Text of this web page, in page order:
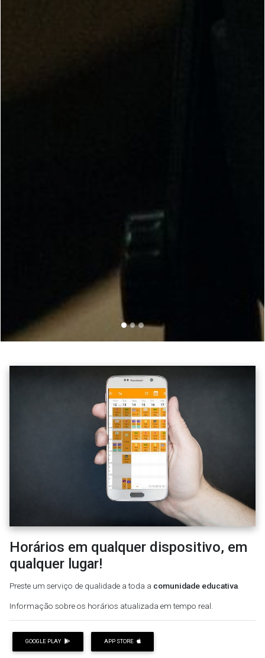
Horários em qualquer dispositivo, em
qualquer lugar!
Preste um serviço de qualidade a toda a comunidade educativa.
Informação sobre os horários atualizada em tempo real.
GOOGLE PLAY APP STORE